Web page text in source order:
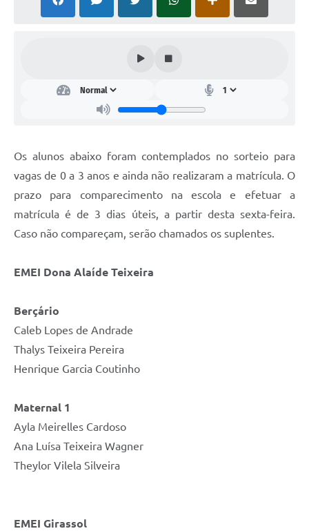
Agenda
SIC
Diário Oficial
Os alunos abaixo foram contemplados no sorteio para
vagas de 0 a 3 anos e ainda não realizaram a matrícula. O
prazo para comparecimento na escola e efetuar a
matrícula é de 3 dias úteis, a partir desta sexta-feira.
Caso não compareçam, serão chamados os suplentes.
EMEI Dona Alaíde Teixeira
Berçário
Caleb Lopes de Andrade
Thalys Teixeira Pereira
Henrique Garcia Coutinho
Maternal 1
Ayla Meirelles Cardoso
Ana Luísa Teixeira Wagner
Theylor Vilela Silveira
EMEI Girassol